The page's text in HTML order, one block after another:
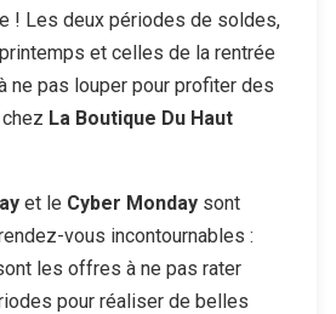
! Les deux périodes de soldes,
et celles de la rentrée
ne pas louper pour profiter des
La Boutique Du Haut
et le Cyber Monday sont
vous incontournables :
les offres à ne pas rater
pour réaliser de belles